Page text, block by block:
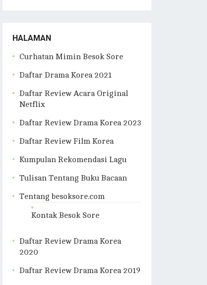
HALAMAN
Curhatan Mimin Besok Sore
Daftar Drama Korea 2021
Daftar Review Acara Original
Netflix
Daftar Review Drama Korea 2023
Daftar Review Film Korea
Kumpulan Rekomendasi Lagu
Tulisan Tentang Buku Bacaan
Tentang besoksore.com
Kontak Besok Sore
Daftar Review Drama Korea
2020
Daftar Review Drama Korea 2019